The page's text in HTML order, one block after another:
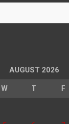
AUGUST 2026
W T F